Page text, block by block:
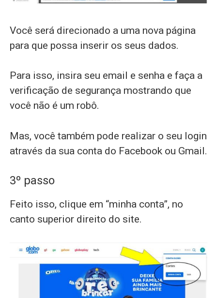
Você será direcionado a uma nova página
para que possa inserir os seus dados.
Para isso, insira seu email e senha e faça a
verificação de segurança mostrando que
você não é um robô.
Mas, você também pode realizar o seu login
através da sua conta do Facebook ou Gmail.
3º passo
Feito isso, clique em “minha conta”, no
canto superior direito do site.